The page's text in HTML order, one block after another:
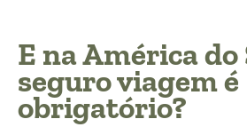
E na América do
seguro viagem é
obrigatório?